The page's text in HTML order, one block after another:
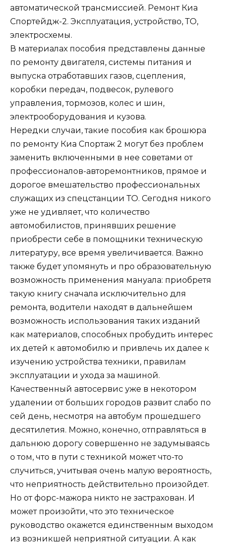
автоматической трансмиссией. Ремонт Киа
Спортейдж-2. Эксплуатация, устройство, ТО,
электросхемы.
В материалах пособия представлены данные
по ремонту двигателя, системы питания и
выпуска отработавших газов, сцепления,
коробки передач, подвесок, рулевого
управления, тормозов, колес и шин,
электрооборудования и кузова.
Нередки случаи, такие пособия как брошюра
по ремонту Киа Спортаж 2 могут без проблем
заменить включенными в нее советами от
профессионалов-авторемонтников, прямое и
дорогое вмешательство профессиональных
служащих из спецстанции ТО. Сегодня никого
уже не удивляет, что количество
автомобилистов, принявших решение
приобрести себе в помощники техническую
литературу, все время увеличивается. Важно
также будет упомянуть и про образовательную
возможность применения мануала: приобретя
такую книгу сначала исключительно для
ремонта, водители находят в дальнейшем
возможность использования таких изданий
как материалов, способных пробудить интерес
их детей к автомобилю и привлечь их далее к
изучению устройства техники, правилам
эксплуатации и ухода за машиной.
Качественный автосервис уже в некотором
удалении от больших городов развит слабо по
сей день, несмотря на автобум прошедшего
десятилетия. Можно, конечно, отправляться в
дальнюю дорогу совершенно не задумываясь
о том, что в пути с техникой может что-то
случиться, учитывая очень малую вероятность,
что неприятность действительно произойдет.
Но от форс-мажора никто не застрахован. И
может произойти, что это техническое
руководство окажется единственным выходом
из возникшей неприятной ситуации. А как